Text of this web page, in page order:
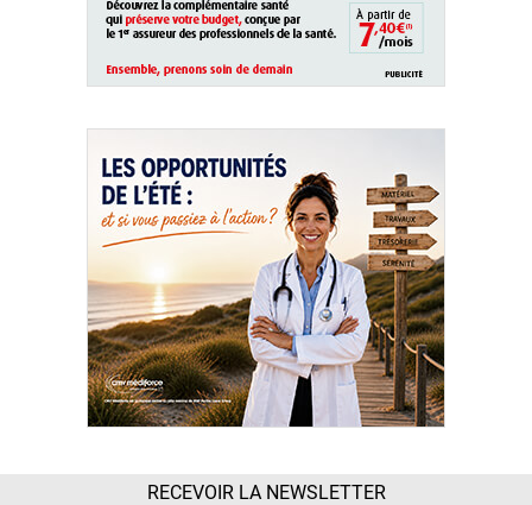
RECEVOIR LA NEWSLETTER